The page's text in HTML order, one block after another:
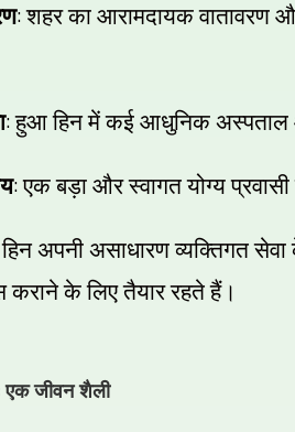
:शहर का आरामदायक वातावरण
:हुआ हिन में कई आधुनिक अस्पताल
:एक बड़ा और स्वागत योग्य
अपनी असाधारण व्यक्तिगत सेवा
के लिए तैयार रहते हैं।
एक जीवन शैली